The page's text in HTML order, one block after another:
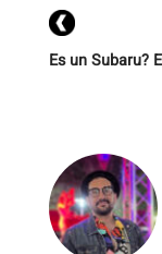
Es un Subaru?